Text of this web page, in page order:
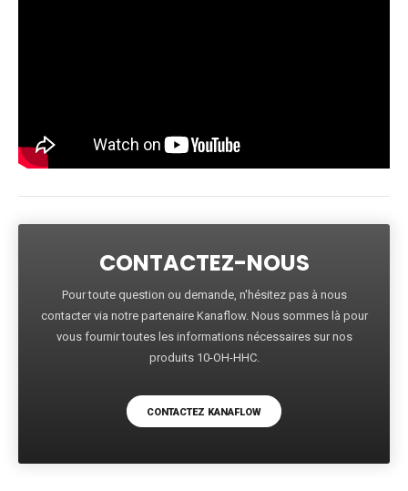
CONTACTEZ-NOUS
Pour toute question ou demande, n'hésitez pas à nous
contacter via notre partenaire Kanaflow. Nous sommes là pour
vous fournir toutes les informations nécessaires sur nos
produits 10-OH-HHC.
CONTACTEZ KANAFLOW